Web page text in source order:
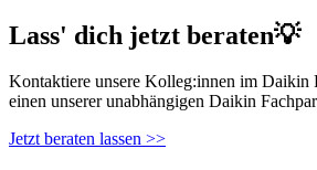
Lass' dich jetzt beraten💡
Kontaktiere unsere Kolleg:innen im Daikin
einen unserer unabhängigen Daikin
Jetzt beraten lassen >>